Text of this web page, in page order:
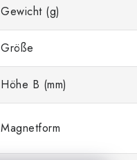
Gewicht (g)
Größe
Höhe B (mm)
Magnetform